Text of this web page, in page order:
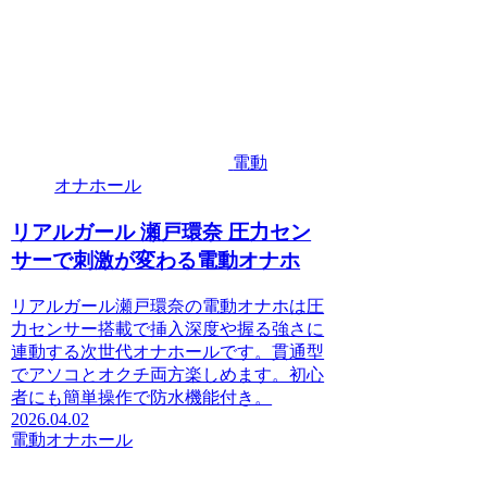
電動
オナホール
リアルガール 瀬戸環奈 圧力セン
サーで刺激が変わる電動オナホ
リアルガール瀬戸環奈の電動オナホは圧
力センサー搭載で挿入深度や握る強さに
連動する次世代オナホールです。貫通型
でアソコとオクチ両方楽しめます。初心
者にも簡単操作で防水機能付き。
2026.04.02
電動オナホール